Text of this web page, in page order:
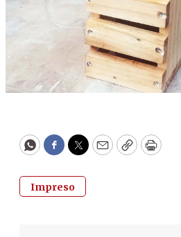
WhatsApp
Facebook
Twitter
EmailCopyPrint
Impreso